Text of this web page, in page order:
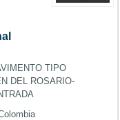
TIPO
DEL ROSARIO-